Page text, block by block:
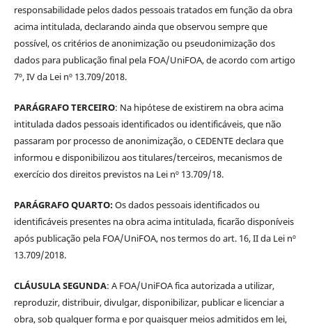
responsabilidade pelos dados pessoais tratados em função da obra
acima intitulada, declarando ainda que observou sempre que
possível, os critérios de anonimização ou pseudonimização dos
dados para publicação final pela FOA/UniFOA, de acordo com artigo
7º, IV da Lei nº 13.709/2018.
PARÁGRAFO TERCEIRO: Na hipótese de existirem na obra acima
intitulada dados pessoais identificados ou identificáveis, que não
passaram por processo de anonimização, o CEDENTE declara que
informou e disponibilizou aos titulares/terceiros, mecanismos de
exercício dos direitos previstos na Lei nº 13.709/18.
PARÁGRAFO QUARTO:Os dados pessoais identificados ou
identificáveis presentes na obra acima intitulada, ficarão disponíveis
após publicação pela FOA/UniFOA, nos termos do art. 16, II da Lei nº
13.709/2018.
CLÁUSULA SEGUNDA: A FOA/UniFOA fica autorizada a utilizar,
reproduzir, distribuir, divulgar, disponibilizar, publicar e licenciar a
obra, sob qualquer forma e por quaisquer meios admitidos em lei,